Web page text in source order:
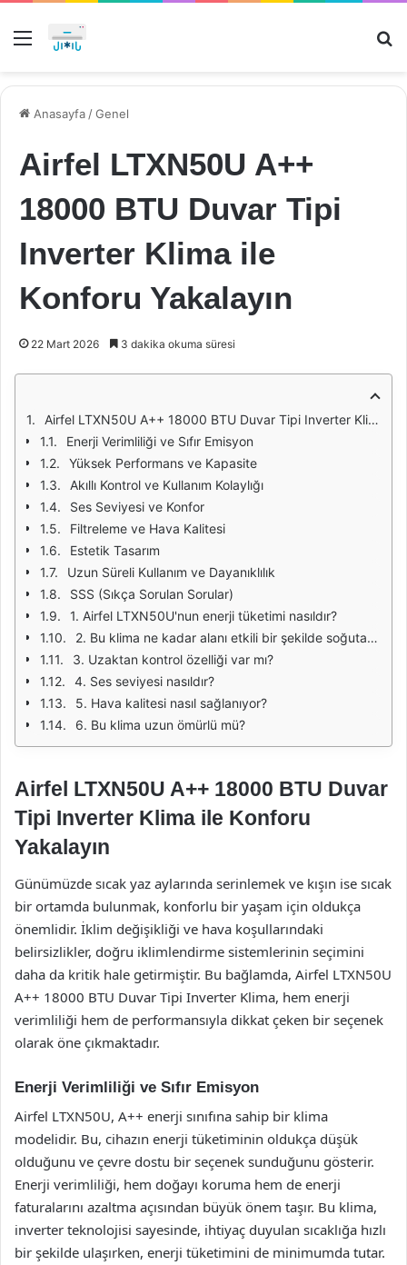
Menü
Anasayfa /Genel
Airfel LTXN50U A++
18000 BTU Duvar Tipi
Inverter Klima ile
Konforu Yakalayın
22 Mart 2026 3 dakika okuma süresi
Airfel LTXN50U A++ 18000 BTU Duvar Tipi Inverter Klima ile Konforu Yakalayın
Enerji Verimliliği ve Sıfır Emisyon
Yüksek Performans ve Kapasite
Akıllı Kontrol ve Kullanım Kolaylığı
Ses Seviyesi ve Konfor
Filtreleme ve Hava Kalitesi
Estetik Tasarım
Uzun Süreli Kullanım ve Dayanıklılık
SSS (Sıkça Sorulan Sorular)
1. Airfel LTXN50U'nun enerji tüketimi nasıldır?
2. Bu klima ne kadar alanı etkili bir şekilde soğutabilir veya ısıtabilir?
3. Uzaktan kontrol özelliği var mı?
4. Ses seviyesi nasıldır?
5. Hava kalitesi nasıl sağlanıyor?
6. Bu klima uzun ömürlü mü?
Airfel LTXN50U A++ 18000 BTU Duvar
Tipi Inverter Klima ile Konforu
Yakalayın
Günümüzde sıcak yaz aylarında serinlemek ve kışın ise sıcak
bir ortamda bulunmak, konforlu bir yaşam için oldukça
önemlidir. İklim değişikliği ve hava koşullarındaki
belirsizlikler, doğru iklimlendirme sistemlerinin seçimini
daha da kritik hale getirmiştir. Bu bağlamda, Airfel LTXN50U
A++ 18000 BTU Duvar Tipi Inverter Klima, hem enerji
verimliliği hem de performansıyla dikkat çeken bir seçenek
olarak öne çıkmaktadır.
Enerji Verimliliği ve Sıfır Emisyon
Airfel LTXN50U, A++ enerji sınıfına sahip bir klima
modelidir. Bu, cihazın enerji tüketiminin oldukça düşük
olduğunu ve çevre dostu bir seçenek sunduğunu gösterir.
Enerji verimliliği, hem doğayı koruma hem de enerji
faturalarını azaltma açısından büyük önem taşır. Bu klima,
inverter teknolojisi sayesinde, ihtiyaç duyulan sıcaklığa hızlı
bir şekilde ulaşırken, enerji tüketimini de minimumda tutar.